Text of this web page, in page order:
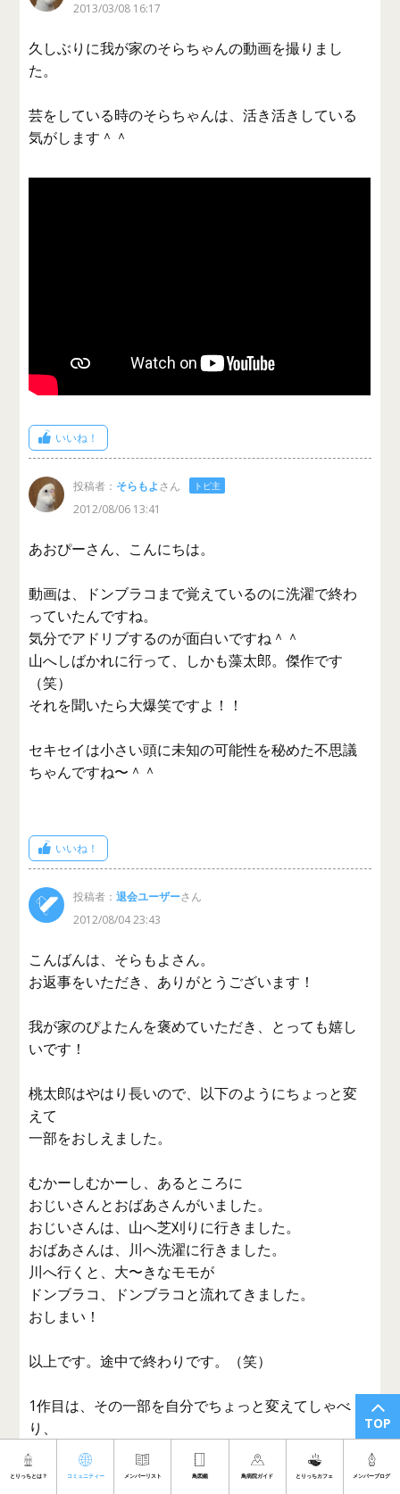
TOP
とりっちとは？ コミュニティー メンバーリスト 鳥図鑑 鳥病院ガイド とりっちカフェ メンバーブログ
2013/03/08 16:17
久しぶりに我が家のそらちゃんの動画を撮りまし
た。
芸をしている時のそらちゃんは、活き活きしている
気がします＾＾
上手！上手と自画自賛してます。
いいね！
投稿者： そらもよさん トピ主
2012/08/06 13:41
あおぴーさん、こんにちは。
動画は、ドンブラコまで覚えているのに洗濯で終わ
っていたんですね。
気分でアドリブするのが面白いですね＾＾
山へしばかれに行って、しかも藻太郎。傑作です
（笑）
それを聞いたら大爆笑ですよ！！
セキセイは小さい頭に未知の可能性を秘めた不思議
ちゃんですね〜＾＾
いいね！
投稿者：退会ユーザーさん
2012/08/04 23:43
こんばんは、そらもよさん。
お返事をいただき、ありがとうございます！
我が家のぴよたんを褒めていただき、とっても嬉し
いです！
桃太郎はやはり長いので、以下のようにちょっと変
えて
一部をおしえました。
むかーしむかーし、あるところに
おじいさんとおばあさんがいました。
おじいさんは、山へ芝刈りに行きました。
おばあさんは、川へ洗濯に行きました。
川へ行くと、大〜きなモモが
ドンブラコ、ドンブラコと流れてきました。
おしまい！
以上です。途中で終わりです。（笑）
1作目は、その一部を自分でちょっと変えてしゃべ
り、
そして、最後まで言う気分ではなかったようです。